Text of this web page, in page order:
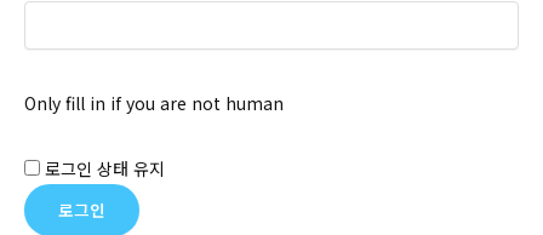
Only fill in if you are not human
로그인 상태 유지